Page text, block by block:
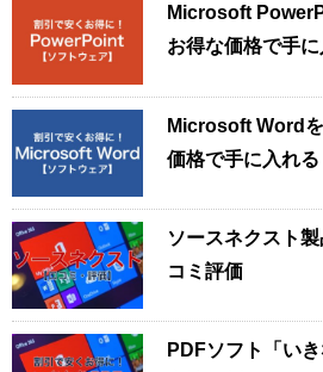
Microsoft
お得な価格で手に
Microsoft Word
価格で手に入れる
ソースネクスト
コミ評価
PDFソフト「い